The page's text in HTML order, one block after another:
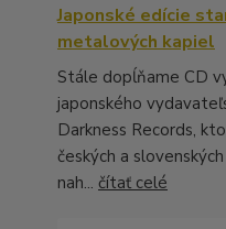
Japonské edície
metalových kapiel
Stále dopĺňame CD
japonského
Darkness Records,
českých a
nah... čítať celé